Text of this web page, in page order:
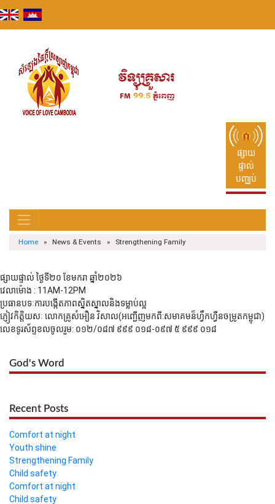
to
content
ផ្សាយ
ផ្ទាល់
បញ្ឈប់
Home » News & Events » Strengthening Family
ផ្សាយផ្ទាល់ ថ្ងៃទី២០ ខែមករា ឆ្នាំ២០២៦
វេលាម៉ោង : 11AM-12PM
ប្រធានបទៈការបង្កើតភាពស្និតស្នាលនិងទម្លាប់ល្អ
ភ្ញៀវកិត្តិយសៈ លោកគ្រូ​សំអឿន​ វិសាល(អញ្ជើញមកពី:សមាគមន៏ហ្វឹកហ្វឺនចម្រូតកម្ពុជា)
លេខទូរស័ព្ទខលចូលរួម: ០១២/០៨៧ ៩៩៩ ០១៨-០៩៧ ៥ ៩៩៩ ០១៨
God's Word
Recent Posts
Comfort at night
Youth shine
Strengthening Family
Child safety
Comfort at night
Child safety